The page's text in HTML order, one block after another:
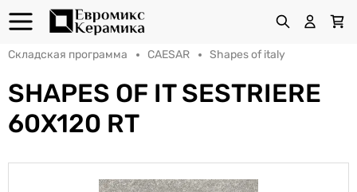
Складская программа CAESAR Shapes of italy
SHAPES OF IT SESTRIERE
60X120 RT